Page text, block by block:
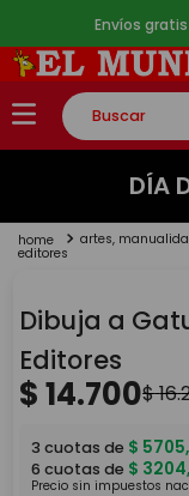
Envíos
Buscar
TÉRMINOS MÁS
2.
lego
4.
monopatin
5. toy story
DÍA
artes,
editores
Dibuja a
Editores
$14.700$16.
3 cuotas de $ 5705,
6 cuotas de $ 3204
Precio sin impuestos